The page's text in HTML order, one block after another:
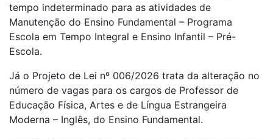
tempo indeterminado para as atividades de
Manutenção do Ensino Fundamental – Programa
Escola em Tempo Integral e Ensino Infantil – Pré-
Escola.
Já o Projeto de Lei nº 006/2026 trata da alteração no
número de vagas para os cargos de Professor de
Educação Física, Artes e de Língua Estrangeira
Moderna – Inglês, do Ensino Fundamental.